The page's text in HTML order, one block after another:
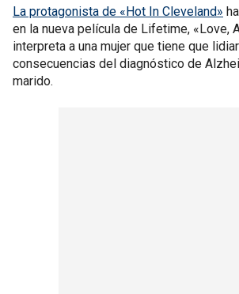
La protagonista de «Hot In Cleveland»
en la nueva película de Lifetime, «Love,
interpreta a una mujer que tiene que
consecuencias del diagnóstico de
marido.